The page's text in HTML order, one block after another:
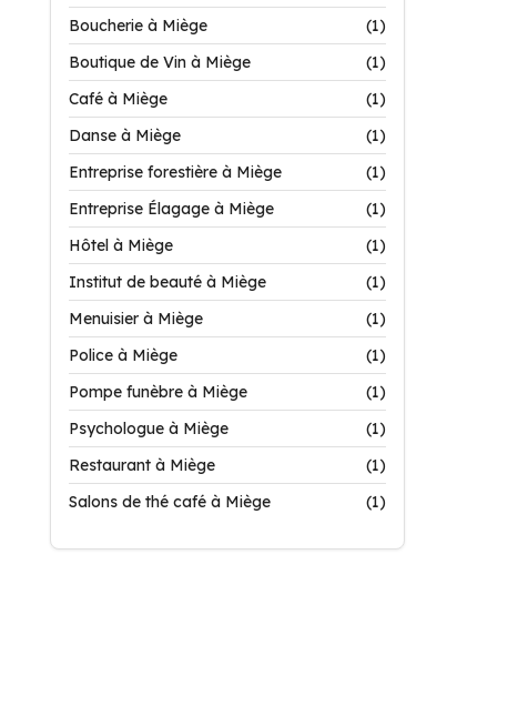
Boucherie à Miège
(1)
Boutique de Vin à Miège
(1)
Café à Miège
(1)
Danse à Miège
(1)
Entreprise forestière à Miège
(1)
Entreprise Élagage à Miège
(1)
Hôtel à Miège
(1)
Institut de beauté à Miège
(1)
Menuisier à Miège
(1)
Police à Miège
(1)
Pompe funèbre à Miège
(1)
Psychologue à Miège
(1)
Restaurant à Miège
(1)
Salons de thé café à Miège
(1)